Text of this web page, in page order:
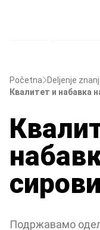
Početna Deljenje
Квалитет и набавка
Подржавамо